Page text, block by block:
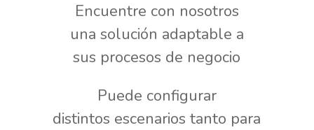
Encuentre con nosotros
una solución adaptable a
sus procesos de negocio
Puede configurar
distintos escenarios tanto para